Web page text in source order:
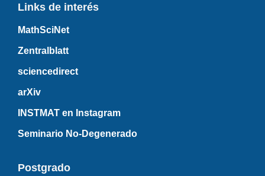
Links de interés
MathSciNet
Zentralblatt
sciencedirect
arXiv
INSTMAT en Instagram
Seminario No-Degenerado
Postgrado